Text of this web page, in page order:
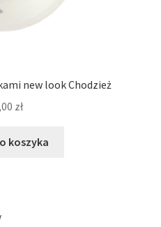
new look Chodzież
zł
koszyka